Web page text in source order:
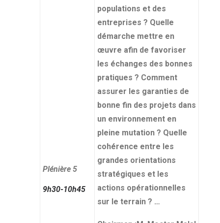
Plénière 5
9h30-10h45
populations et des
entreprises ? Quelle
démarche mettre en
œuvre afin de favoriser
les échanges des bonnes
pratiques ? Comment
assurer les garanties de
bonne fin des projets dans
un environnement en
pleine mutation ? Quelle
cohérence entre les
grandes orientations
stratégiques et les
actions opérationnelles
sur le terrain ? …